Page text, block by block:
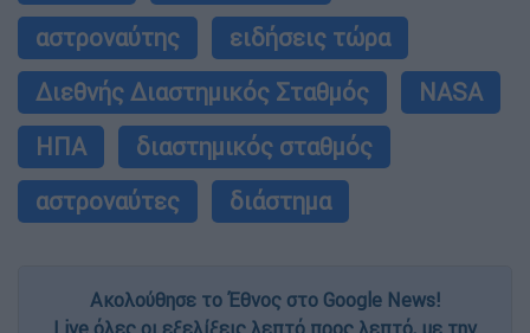
αστροναύτης
ειδήσεις τώρα
Διεθνής Διαστημικός Σταθμός
NASA
ΗΠΑ
διαστημικός σταθμός
αστροναύτες
διάστημα
Ακολούθησε το Έθνος στο Google News!